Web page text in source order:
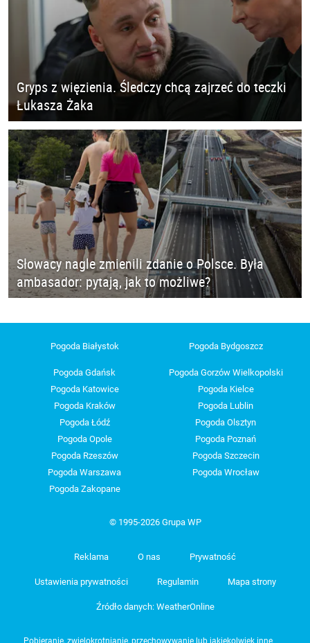
Gryps z więzienia. Śledczy chcą zajrzeć do teczki
Łukasza Żaka
Słowacy nagle zmienili zdanie o Polsce. Była
ambasador: pytają, jak to możliwe?
Pogoda Białystok Pogoda Bydgoszcz
Pogoda Gdańsk
Pogoda Gorzów Wielkopolski
Pogoda Katowice
Pogoda Kielce
Pogoda Kraków
Pogoda Lublin
Pogoda Łódź
Pogoda Olsztyn
Pogoda Opole
Pogoda Poznań
Pogoda Rzeszów
Pogoda Szczecin
Pogoda Warszawa
Pogoda Wrocław
Pogoda Zakopane
© 1995-2026 Grupa WP
Reklama O nas Prywatność
Ustawienia prywatności Regulamin Mapa strony
Źródło danych: WeatherOnline
Pobieranie, zwielokrotnianie, przechowywanie lub jakiekolwiek inne